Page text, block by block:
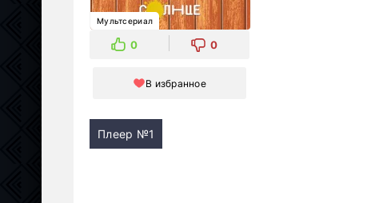
Мультсериал
0 0
В избранное
Плеер №1